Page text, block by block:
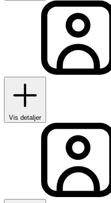
Vis detaljer